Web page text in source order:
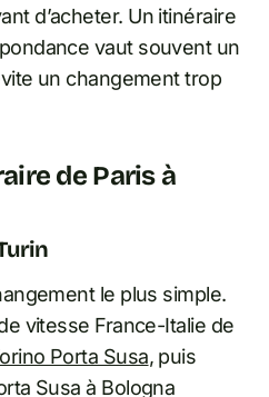
d’acheter. Un itinéraire
vaut souvent un
un changement trop
de Paris à
le plus simple.
vitesse France-Italie de
Porta Susa, puis
Susa à Bologna